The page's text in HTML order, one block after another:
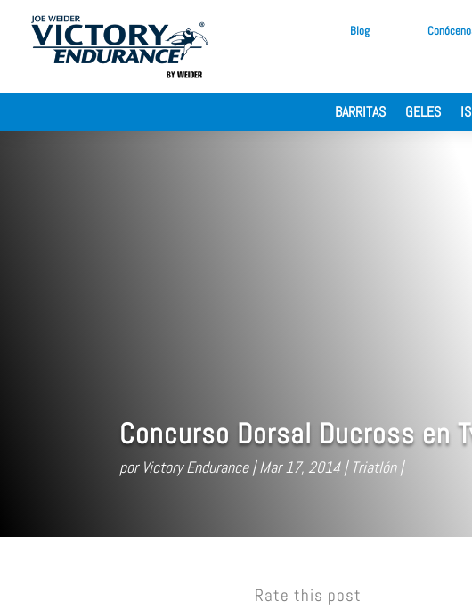
Blog
BARRITAS GELES
Concurso Dorsal Ducross en
por Victory Endurance Mar 17, 2014 Triatlón
Rate this post